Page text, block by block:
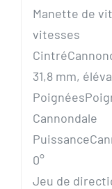
Manette de
vitesses
Cintré
31,8 mm,
Poignées
Cannondale
Puissance
0°
Jeu de